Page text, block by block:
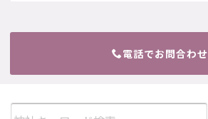
電話でお問合わせ